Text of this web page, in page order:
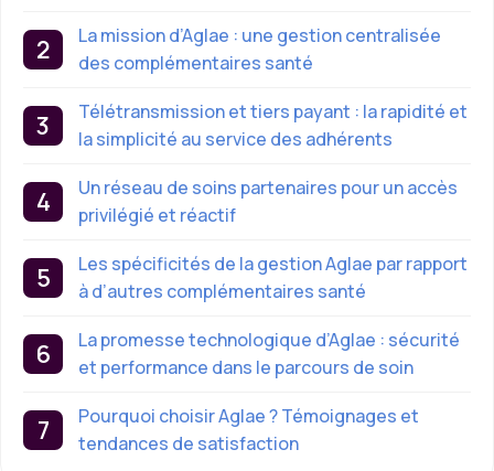
La mission d’Aglae : une gestion centralisée
des complémentaires santé
Télétransmission et tiers payant : la rapidité et
la simplicité au service des adhérents
Un réseau de soins partenaires pour un accès
privilégié et réactif
Les spécificités de la gestion Aglae par rapport
à d’autres complémentaires santé
La promesse technologique d’Aglae : sécurité
et performance dans le parcours de soin
Pourquoi choisir Aglae ? Témoignages et
tendances de satisfaction